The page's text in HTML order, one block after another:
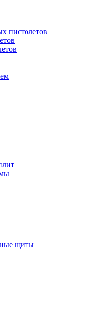
пистолетов
щиты